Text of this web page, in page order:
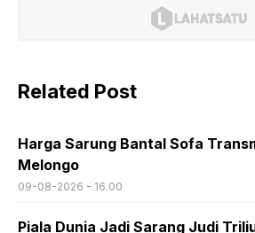
Related Post
Harga Sarung Bantal Sofa
Melongo
09-08-2026 - 16.00
Piala Dunia Jadi Sarang Judi